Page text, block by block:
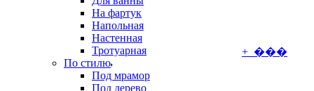
На фартук
Напольная
Настенная
Тротуарная
По стилю
Под мрамор
Под дерево
+ ���